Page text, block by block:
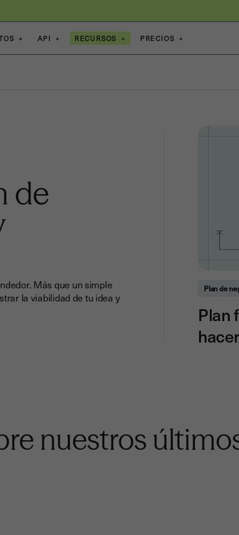
+ API + RECURSOS + PRECIOS +
de
Más que un simple
la viabilidad de tu idea y
Plan de
Plan
nuestros